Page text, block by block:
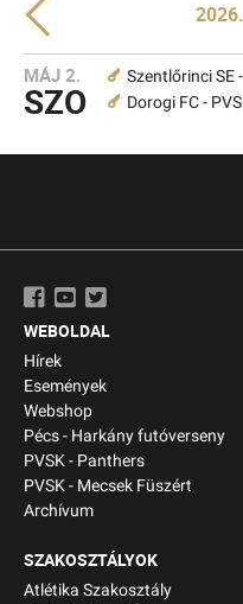
MÁJ 2.
SZO
Szentlőrinci SE
Dorogi FC -
WEBOLDAL
Hírek
Események
Webshop
Pécs - Harkány futóverseny
PVSK - Panthers
PVSK - Mecsek Füszért
Archívum
SZAKOSZTÁLYOK
Atlétika Szakosztály